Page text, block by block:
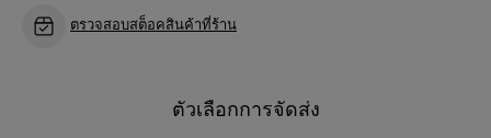
ตรวจสอบสต็อคสินค้าที่ร้าน
ตัวเลือกการจัดส่ง